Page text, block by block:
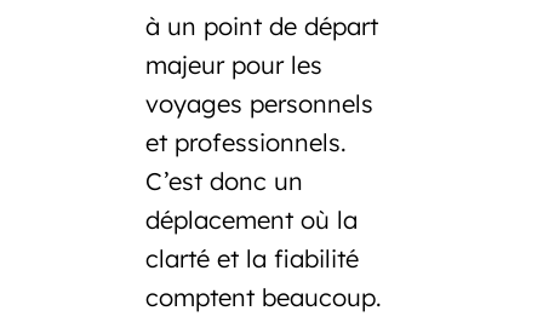
à un point de départ
majeur pour les
voyages personnels
et professionnels.
C’est donc un
déplacement où la
clarté et la fiabilité
comptent beaucoup.